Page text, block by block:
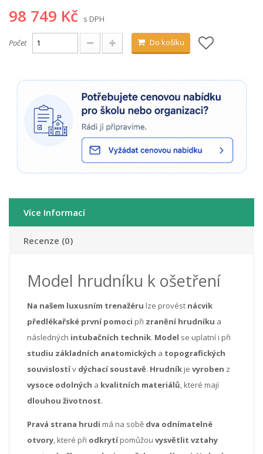
98 749 Kč s DPH
Počet Do košíku
Více Informací
Recenze (0)
Model hrudníku k ošetření
Na našem luxusním trenažéru lze provést nácvik
předlékařské první pomoci při zranění hrudníku a
následných intubačních technik. Model se uplatní i při
studiu základních anatomických a topografických
souvislostív dýchací soustavě. Hrudník je vyroben z
vysoce odolných a kvalitních materiálů, které mají
dlouhou životnost.
Pravá strana hrudi má na sobě dva odnímatelné
otvory, které při odkrytípomůžou vysvětlit vztahy